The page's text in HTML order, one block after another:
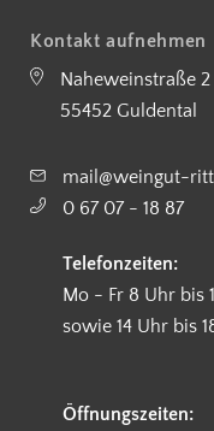
Kontakt aufnehmen
Naheweinstraße 2
55452 Guldental
mail@weingut-
0 67 07 - 18 87
Telefonzeiten:
Mo - Fr 8 Uhr bis
sowie 14 Uhr bis
Öffnungszeiten: